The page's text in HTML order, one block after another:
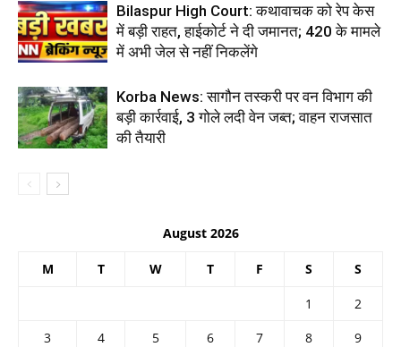
Bilaspur High Court: कथावाचक को रेप केस
में बड़ी राहत, हाईकोर्ट ने दी जमानत; 420 के मामले
में अभी जेल से नहीं निकलेंगे
Korba News: सागौन तस्करी पर वन विभाग की
बड़ी कार्रवाई, 3 गोले लदी वेन जब्त; वाहन राजसात
की तैयारी
August 2026
M T W T F S S
1
2
3
4 5 6 7 8
9